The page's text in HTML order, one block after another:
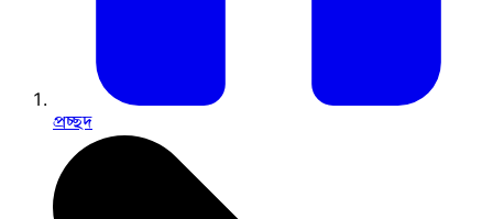
প্রচ্ছদ